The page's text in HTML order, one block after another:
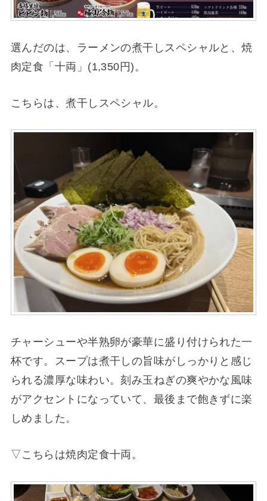
選んだのは、ラーメンの煮干しスペシャルと、焼
肉定食「十両」(1,350円)。
こちらは、煮干しスペシャル。
チャーシューや半熟卵が豪華に盛り付けられた一
杯です。スープは煮干しの旨味がしっかりと感じ
られる濃厚な味わい。刻み玉ねぎの爽やかな風味
がアクセントになっていて、最後まで飽きずに楽
しめました。
▽こちらは焼肉定食十両。